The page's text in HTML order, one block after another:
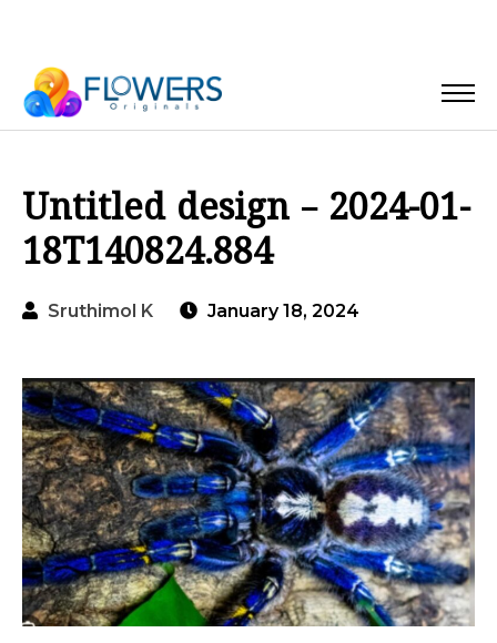
Untitled design – 2024-01-
18T140824.884
Sruthimol K January 18, 2024